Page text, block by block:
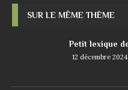
SUR LE MÊME THÈME
Petit lexique
12 décembre 2024